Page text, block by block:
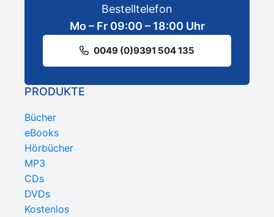
Bestelltelefon
Mo – Fr 09:00 – 18:00 Uhr
0049 (0)9391 504 135
PRODUKTE
Bücher
eBooks
Hörbücher
MP3
CDs
DVDs
Kostenlos